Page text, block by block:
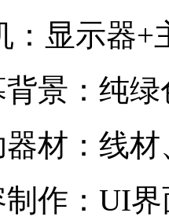
：显示器+
背景：纯
器材：线
制作：UI